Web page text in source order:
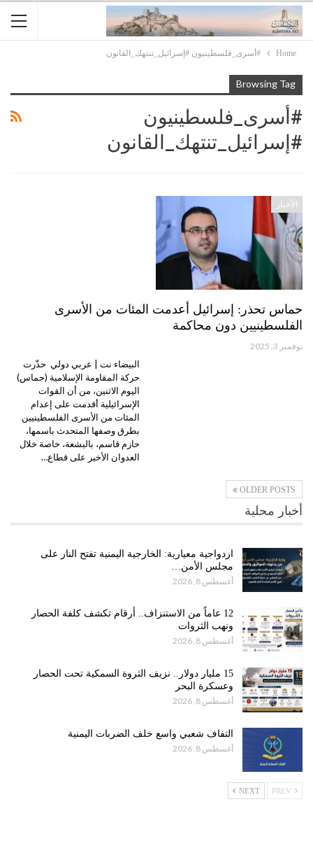
Home #أسرى_فلسطينيون #إسرائيل_تنتهك_القانون
Browsing Tag
#أسرى_فلسطينيون
#إسرائيل_تنتهك_القانون
الأخبار
حماس تحذر: إسرائيل أعدمت المئات من الأسرى
الفلسطينيين دون محاكمة
نوفمبر 3, 2025
البيضاء نت | عربي دولي حذّرت
حركة المقاومة الإسلامية (حماس)
اليوم الاثنين، من أن القوات
الإسرائيلية أقدمت على إعدام
المئات من الأسرى الفلسطينيين
بطرق وصفها المتحدث باسمها،
حازم قاسم، بالبشعة، خاصة خلال
العدوان الأخير على قطاع…
OLDER POSTS
أخبار محلية
ازدواجية معيارية: الخارجية اليمنية تفتح النار على
مجلس الأمن…
أغسطس 8, 2026
12 عاماً من الاستنزاف.. أرقام تكشف كلفة الحصار
ونهب الثروات
أغسطس 8, 2026
15 مليار دولار.. نزيف الثروة السمكية تحت الحصار
وعسكرة البحر
أغسطس 8, 2026
التفاف شعبي واسع خلف الضربات اليمنية
أغسطس 8, 2026
NEXT